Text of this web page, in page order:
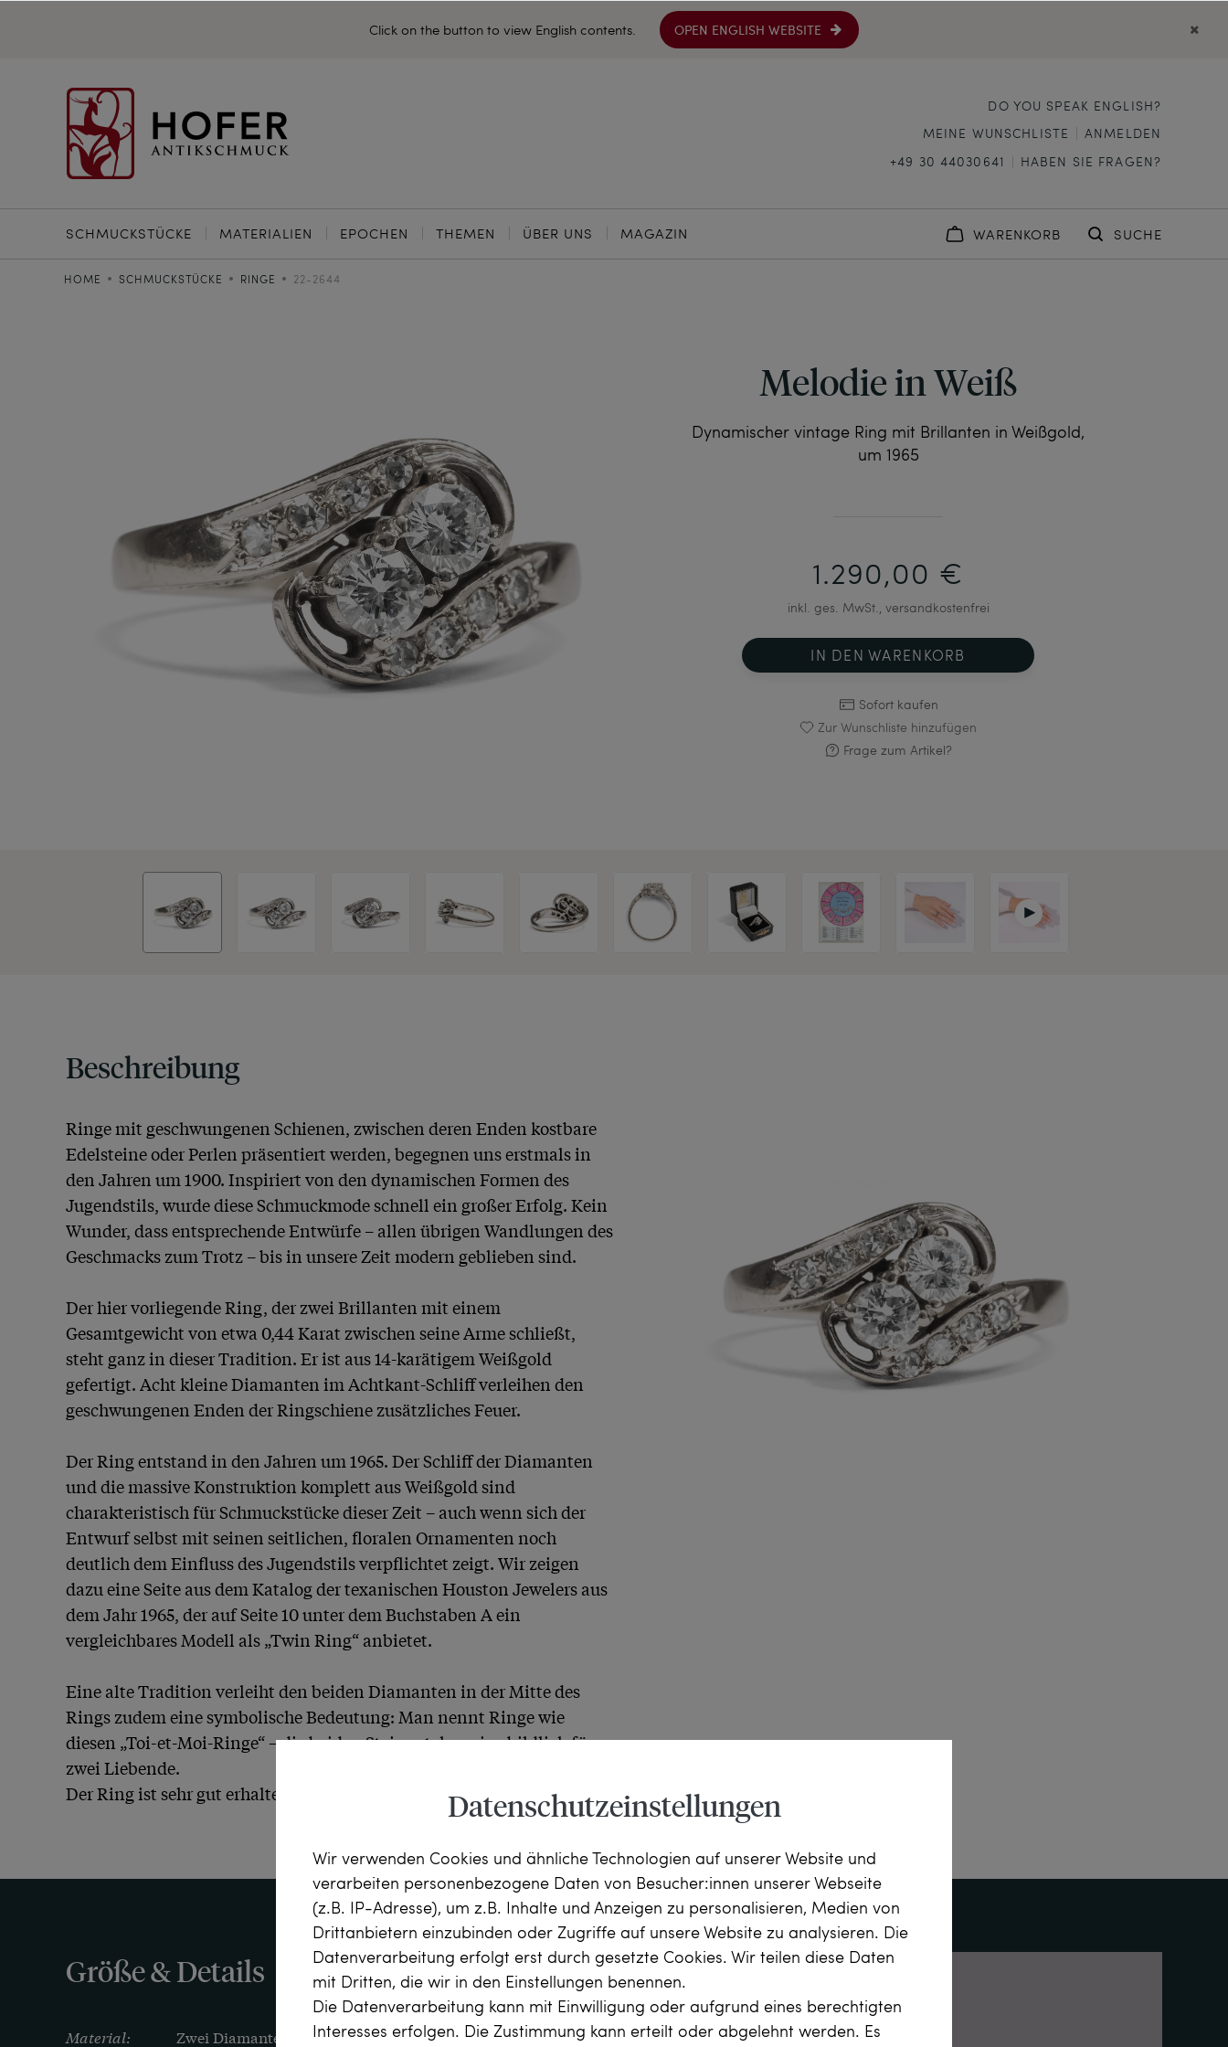
Click on the button to view English contents. OPEN ENGLISH WEBSITE
DO YOU SPEAK ENGLISH?
MEINE WUNSCHLISTE
ANMELDEN
+49 30 44030641
HABEN SIE FRAGEN?
SCHMUCKSTÜCKE MATERIALIEN EPOCHEN THEMEN ÜBER UNS MAGAZIN WARENKORB SUCHE
HOME SCHMUCKSTÜCKE RINGE 22-2644
Melodie in Weiß
Dynamischer vintage Ring mit Brillanten in Weißgold,
um 1965
1.290,00 €
inkl. ges. MwSt., versandkostenfrei
IN DEN WARENKORB
Sofort kaufen
Zur Wunschliste hinzufügen
Frage zum Artikel?
Beschreibung
Ringe mit geschwungenen Schienen, zwischen deren Enden kostbare
Edelsteine oder Perlen präsentiert werden, begegnen uns erstmals in
den Jahren um 1900. Inspiriert von den dynamischen Formen des
Jugendstils, wurde diese Schmuckmode schnell ein großer Erfolg. Kein
Wunder, dass entsprechende Entwürfe – allen übrigen Wandlungen des
Geschmacks zum Trotz – bis in unsere Zeit modern geblieben sind.
Der hier vorliegende Ring, der zwei Brillanten mit einem
Gesamtgewicht von etwa 0,44 Karat zwischen seine Arme schließt,
steht ganz in dieser Tradition. Er ist aus 14-karätigem Weißgold
gefertigt. Acht kleine Diamanten im Achtkant-Schliff verleihen den
geschwungenen Enden der Ringschiene zusätzliches Feuer.
Der Ring entstand in den Jahren um 1965. Der Schliff der Diamanten
und die massive Konstruktion komplett aus Weißgold sind
charakteristisch für Schmuckstücke dieser Zeit – auch wenn sich der
Entwurf selbst mit seinen seitlichen, floralen Ornamenten noch
deutlich dem Einfluss des Jugendstils verpflichtet zeigt. Wir zeigen
dazu eine Seite aus dem Katalog der texanischen Houston Jewelers aus
dem Jahr 1965, der auf Seite 10 unter dem Buchstaben A ein
vergleichbares Modell als „Twin Ring“ anbietet.
Eine alte Tradition verleiht den beiden Diamanten in der Mitte des
Rings zudem eine symbolische Bedeutung: Man nennt Ringe wie
diesen „Toi-et-Moi-Ringe“ – die beiden Steine stehen sinnbildlich für
zwei Liebende.
Der Ring ist sehr gut erhalten und fand aus Düsseldorf zu uns.
Größe & Details
Material:
Zwei Diamanten im Brillantschliff, zus. ca. 0,44 ct,
Datenschutzeinstellungen
Wir verwenden Cookies und ähnliche Technologien auf unserer Website und
verarbeiten personenbezogene Daten von Besucher:innen unserer Webseite
(z.B. IP-Adresse), um z.B. Inhalte und Anzeigen zu personalisieren, Medien von
Drittanbietern einzubinden oder Zugriffe auf unsere Website zu analysieren. Die
Datenverarbeitung erfolgt erst durch gesetzte Cookies. Wir teilen diese Daten
mit Dritten, die wir in den Einstellungen benennen.
Die Datenverarbeitung kann mit Einwilligung oder aufgrund eines berechtigten
Interesses erfolgen. Die Zustimmung kann erteilt oder abgelehnt werden. Es